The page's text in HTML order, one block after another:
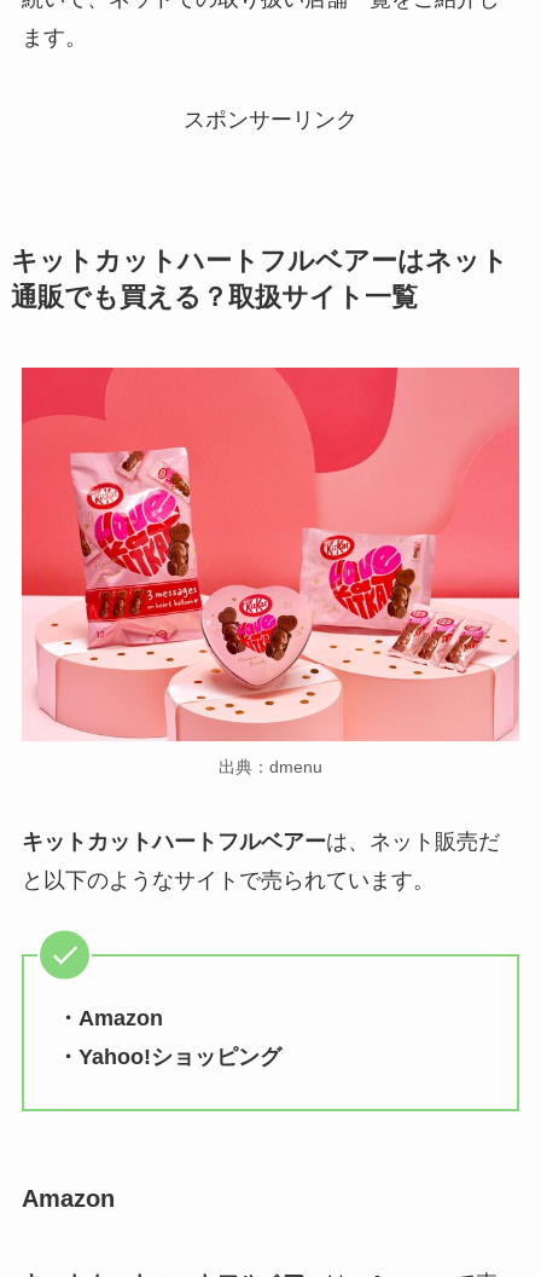
ます。
スポンサーリンク
キットカットハートフルベアーはネット
通販でも買える？取扱サイト一覧
出典：dmenu
キットカットハートフルベアーは、ネット販売だ
と以下のようなサイトで売られています。
・Amazon
・Yahoo!ショッピング
Amazon